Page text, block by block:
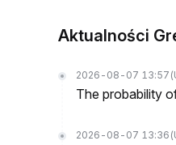
Aktualności
2026-08-07 13:57
The probability
2026-08-07 13:36